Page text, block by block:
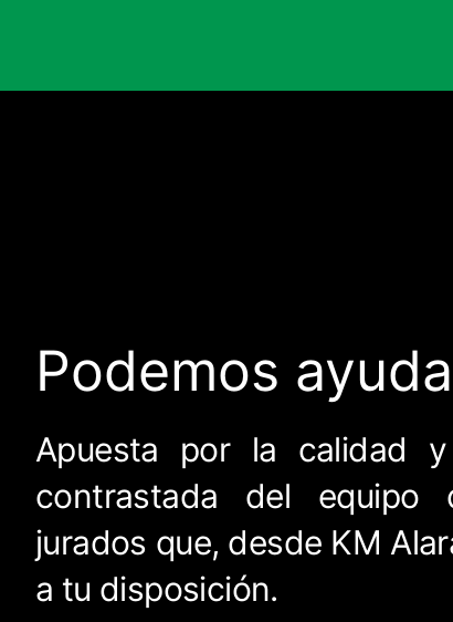
Podemos
Apuesta por la calidad
contrastada del equipo
jurados que, desde KM
a tu disposición.